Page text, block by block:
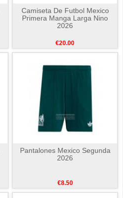
Camiseta De Futbol Mexico
Primera Manga Larga Nino
2026
€20.00
Pantalones Mexico Segunda
2026
€8.50